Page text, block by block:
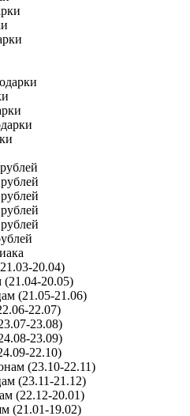
20.04)
20.05)
(21.05-21.06)
22.07)
23.08)
23.09)
22.10)
(23.10-22.11)
(23.11-21.12)
(22.12-20.01)
(21.01-19.02)